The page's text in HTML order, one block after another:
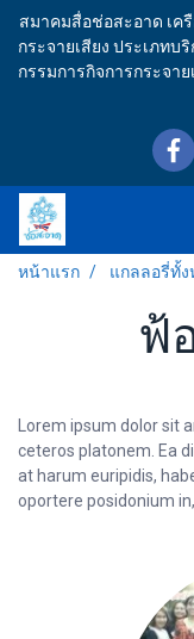
สมาคมสื่อช่อสะอาด เค
กระจายเสียง ประเภท
กรรมการกิจการกระจา
หน้าแรก แกลลอรี่ทั้ง
ฟ้
Lorem ipsum dolor sit
ceteros platonem. Ea
at harum euripidis,
oportere posidonium